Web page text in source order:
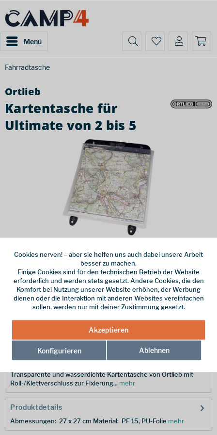
Menü
Fahrradtasche
Ortlieb
Kartentasche für
Ultimate von 2 bis 5
Dieser Artikel steht derzeit nicht zur Verfügung!
19,99 € *
inkl. MwSt.zzgl. Versandkosten
Merken
F14
Beschreibung
Transparente und wasserdichte Karten­tasche von Ortlieb mit
Roll-/Klettverschluss zur Fixierung... mehr
Produktdetails
Abmessungen: 27 x 27 cm Material: PF 15, PU-Folie mehr
Cookies nerven! – aber sie helfen uns auch dabei unsere Arbeit
besser zu machen.
Einige Cookies sind für den technischen Betrieb der Website
erforderlich und werden stets gesetzt. Andere Cookies, die den
Komfort bei Nutzung unserer Website erhöhen, der Werbung
dienen oder die Interaktion mit anderen Websites vereinfachen
sollen, werden nur mit deiner Zustimmung gesetzt.
Akzeptieren
Konfigurieren Ablehnen